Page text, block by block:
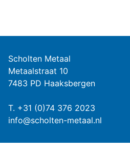
Scholten Metaal
Metaalstraat 10
7483 PD Haaksbergen
T. +31 (0)74 376 2023
info@scholten-metaal.nl